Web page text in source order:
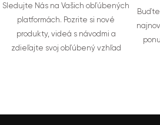
Sledujte Nás na Vašich obľúbených
platformách. Pozrite si nové
produkty, videá s návodmi a
zdieľajte svoj obľúbený vzhľad